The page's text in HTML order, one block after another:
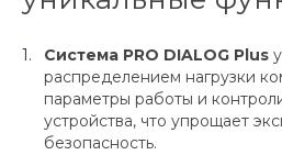
Система PRO DIALOG Plus
распределением нагрузки
параметры работы и
устройства, что упрощает
безопасность.